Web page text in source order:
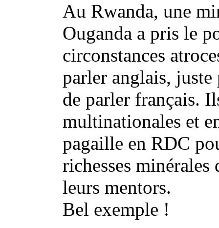
Au Rwanda, une
Ouganda a pris le
circonstances
parler anglais, juste
de parler français.
multinationales et
pagaille en RDC
richesses
leurs mentors.
Bel exemple !